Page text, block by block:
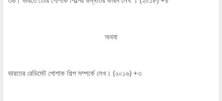
অথবা
ভারতের রেডিমেট পোশাক শিল্প সম্পর্কে লেখ। (২০১৬) +৩